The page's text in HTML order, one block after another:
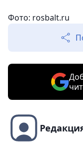
Фото: rosbalt.ru